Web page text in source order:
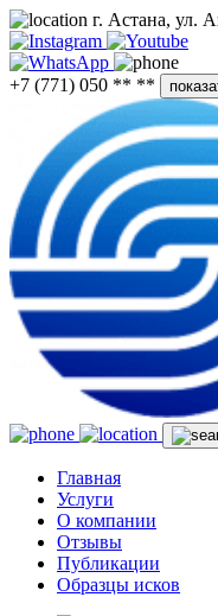
г. Астана, ул.
+7 (771) 050 ** **
Главная
Услуги
О компании
Отзывы
Публикации
Образцы исков